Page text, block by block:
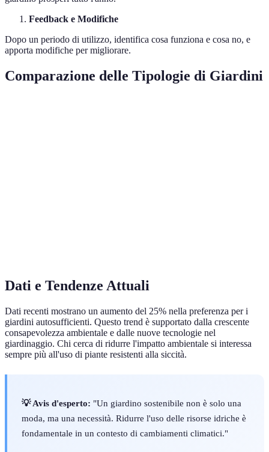
Feedback e Modifiche
Dopo un periodo di utilizzo, identifica cosa funziona e cosa no, e
apporta modifiche per migliorare.
Comparazione delle Tipologie di Giardini
Dati e Tendenze Attuali
Dati recenti mostrano un aumento del 25% nella preferenza per i
giardini autosufficienti. Questo trend è supportato dalla crescente
consapevolezza ambientale e dalle nuove tecnologie nel
giardinaggio. Chi cerca di ridurre l'impatto ambientale si interessa
sempre più all'uso di piante resistenti alla siccità.
💡 Avis d'esperto: "Un giardino sostenibile non è solo una
moda, ma una necessità. Ridurre l'uso delle risorse idriche è
fondamentale in un contesto di cambiamenti climatici."